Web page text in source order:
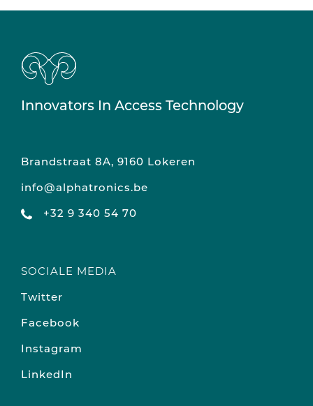
Innovators In Access Technology
Brandstraat 8A, 9160 Lokeren
info@alphatronics.be
+32 9 340 54 70
SOCIALE MEDIA
Twitter
Facebook
Instagram
LinkedIn